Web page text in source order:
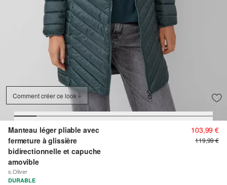
Comment créer ce look
Manteau léger pliable avec
fermeture à glissière
bidirectionnelle et capuche
amovible
s.Oliver
103,99 €
119,99 €
DURABLE